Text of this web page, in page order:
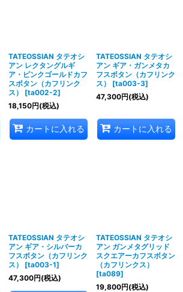
TATEOSSIAN タテオシ
アン レクタングルギ
ア・ピンクゴールドカフ
スボタン（カフリンク
ス）
[ta002-2]
18,150円(税込)
カートに入れる
TATEOSSIAN タテオシ
アン ギア・ガンメタカ
フスボタン（カフリンク
ス）
[ta003-3]
47,300円(税込)
カートに入れる
TATEOSSIAN タテオシ
アン ギア・シルバーカ
フスボタン（カフリンク
ス）
[ta003-1]
47,300円(税込)
TATEOSSIAN タテオシ
アン ガンメタグリッド
スクエアーカフスボタン
（カフリンクス）
[ta089]
19,800円(税込)